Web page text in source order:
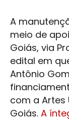
A
meio de
Goiás, via
edital em
Antônio
com a Artes
Goiás. A